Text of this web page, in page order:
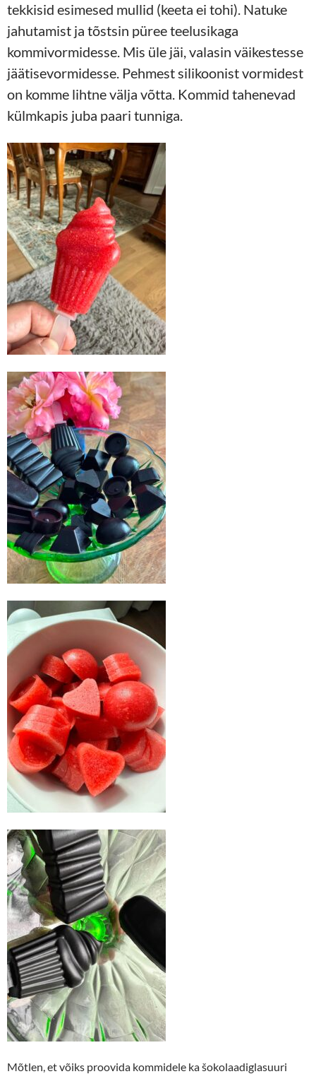
tekkisid esimesed mullid (keeta ei tohi). Natuke
jahutamist ja tõstsin püree teelusikaga
kommivormidesse. Mis üle jäi, valasin väikestesse
jäätisevormidesse. Pehmest silikoonist vormidest
on komme lihtne välja võtta. Kommid tahenevad
külmkapis juba paari tunniga.
Mõtlen, et võiks proovida kommidele ka šokolaadiglasuuri